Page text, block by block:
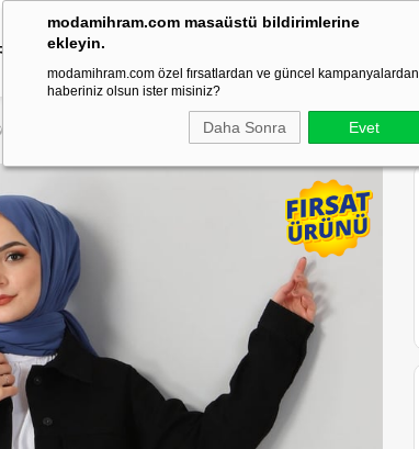
modamihram.com masaüstü bildirimlerine
ekleyin.
modamihram.com özel fırsatlardan ve güncel kampanyalardan
haberiniz olsun ister misiniz?
Daha Sonra Evet
DIŞ GİYİM